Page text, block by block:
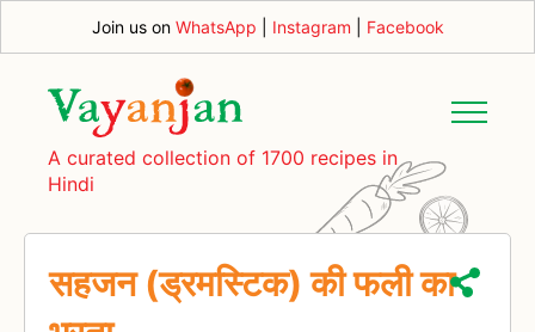
Join us on WhatsApp Instagram Facebook
A curated collection of 1700 recipes in
Hindi
सहजन (ड्रमस्टिक) की फली का